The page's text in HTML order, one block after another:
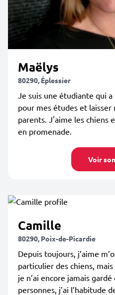
Maëlys
80290, Éplessier
Je suis une étudiante qui
pour mes études et
parents. J'aime les chiens
en promenade.
Voir
Camille
80290, Poix-de-Picardie
Depuis toujours, j’aime
particulier des chiens,
je n’ai encore jamais
personnes, j’ai l’habitude